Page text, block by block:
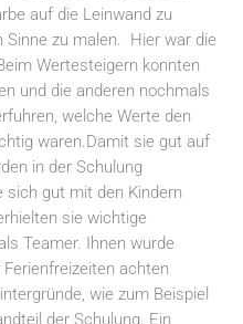
auf die Leinwand zu
Sinne zu malen. Hier war die
Wertesteigern konnten
und die anderen nochmals
welche Werte den
waren.Damit sie gut auf
in der Schulung
sich gut mit den Kindern
sie wichtige
Teamer. Ihnen wurde
achten
wie zum Beispiel
der Schulung. Ein